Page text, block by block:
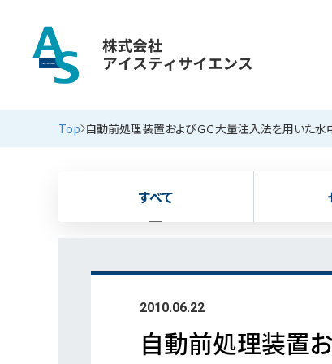
Top 自動前処理装置およびＧＣ大量注入法を用いた
新着情報
すべて
2010.06.22
自動前処理装置